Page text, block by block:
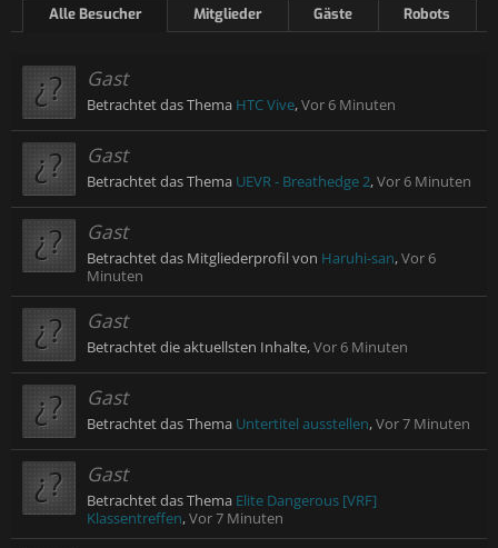
Alle Besucher
Mitglieder Gäste Robots
Gast
Betrachtet das Thema HTC Vive,Vor 6 Minuten
Gast
Betrachtet das Thema UEVR - Breathedge 2,Vor 6 Minuten
Gast
Betrachtet das Mitgliederprofil von Haruhi-san,Vor 6
Minuten
Gast
Betrachtet die aktuellsten Inhalte,Vor 6 Minuten
Gast
Betrachtet das Thema Untertitel ausstellen,Vor 7 Minuten
Gast
Betrachtet das Thema Elite Dangerous [VRF]
Klassentreffen,Vor 7 Minuten